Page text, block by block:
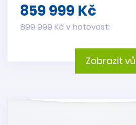
859 999 Kč
899 999 Kč v hotovosti
Zobrazit